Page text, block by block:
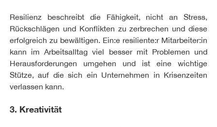
Resilienz beschreibt die Fähigkeit, nicht an Stress,
Rückschlägen und Konflikten zu zerbrechen und diese
erfolgreich zu bewältigen. Ein:e resiliente:r Mitarbeiter:in
kann im Arbeitsalltag viel besser mit Problemen und
Herausforderungen umgehen und ist eine wichtige
Stütze, auf die sich ein Unternehmen in Krisenzeiten
verlassen kann.
3. Kreativität